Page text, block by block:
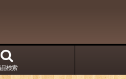
検索